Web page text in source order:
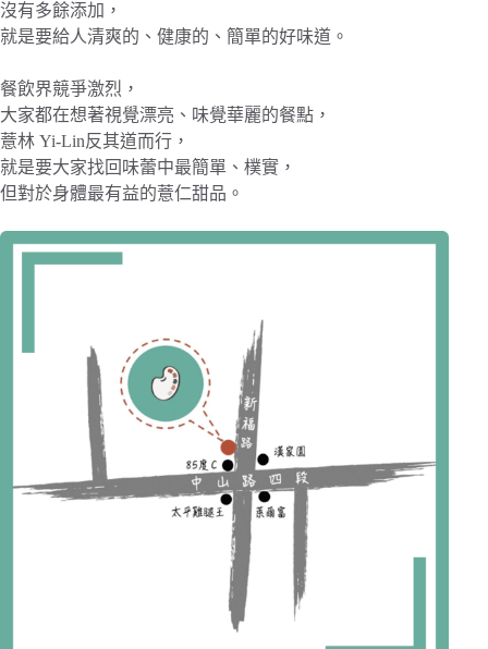
沒有多餘添加，
就是要給人清爽的、健康的、簡單的好味道。
餐飲界競爭激烈，
大家都在想著視覺漂亮、味覺華麗的餐點，
薏林 Yi-Lin反其道而行，
就是要大家找回味蕾中最簡單、樸實，
但對於身體最有益的薏仁甜品。